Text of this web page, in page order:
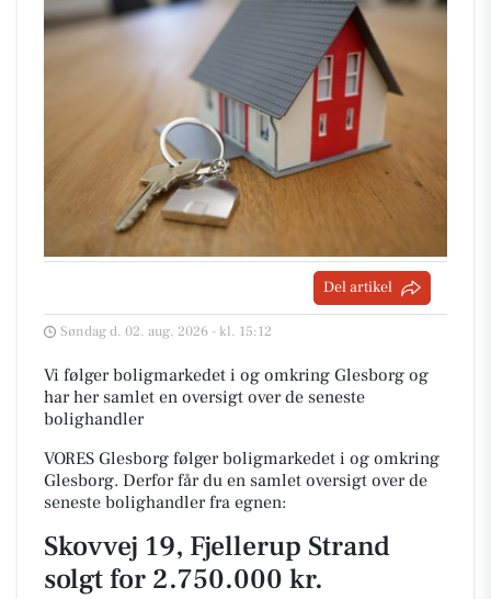
Del artikel
Søndag d. 02. aug. 2026 - kl. 15:12
Vi følger boligmarkedet i og omkring Glesborg og
har her samlet en oversigt over de seneste
bolighandler
VORES Glesborg følger boligmarkedet i og omkring
Glesborg. Derfor får du en samlet oversigt over de
seneste bolighandler fra egnen:
Skovvej 19, Fjellerup Strand
solgt for 2.750.000 kr.